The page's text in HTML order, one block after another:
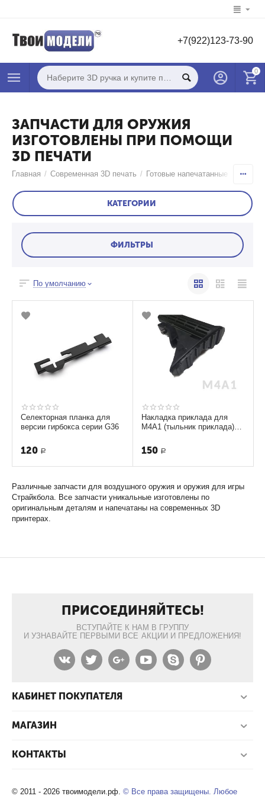
+7(922)123-73-90
0
ЗАПЧАСТИ ДЛЯ ОРУЖИЯ
ИЗГОТОВЛЕНЫ ПРИ ПОМОЩИ
3D ПЕЧАТИ
Главная / Современная 3D печать / Готовые напечатанные 3D
КАТЕГОРИИ
ФИЛЬТРЫ
Различные запчасти для воздушного оружия и оружия для игры
Страйкбола. Все запчасти уникальные изготовлены по
оригинальным деталям и напечатаны на современных 3D
принтерах.
По умолчанию
Селекторная планка для
версии гирбокса серии G36
120 Р
Накладка приклада для
M4A1 (тыльник приклада)
150 Р
ПРИСОЕДИНЯЙТЕСЬ!
ВСТУПАЙТЕ К НАМ В ГРУППУ
И УЗНАВАЙТЕ ПЕРВЫМИ ВСЕ АКЦИИ И ПРЕДЛОЖЕНИЯ!
КАБИНЕТ ПОКУПАТЕЛЯ
МАГАЗИН
КОНТАКТЫ
© 2011 - 2026 твоимодели.рф.© Все права защищены. Любое